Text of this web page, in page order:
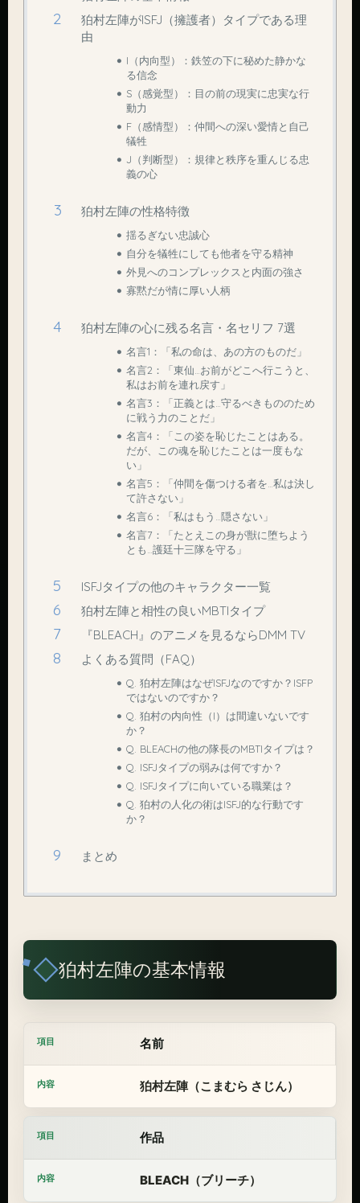
狛村左陣がISFJ（擁護者）タイプである理
由
I（内向型）：鉄笠の下に秘めた静かな
る信念
S（感覚型）：目の前の現実に忠実な行
動力
F（感情型）：仲間への深い愛情と自己
犠牲
J（判断型）：規律と秩序を重んじる忠
義の心
狛村左陣の性格特徴
揺るぎない忠誠心
自分を犠牲にしても他者を守る精神
外見へのコンプレックスと内面の強さ
寡黙だが情に厚い人柄
狛村左陣の心に残る名言・名セリフ 7選
名言1：「私の命は、あの方のものだ」
名言2：「東仙…お前がどこへ行こうと、
私はお前を連れ戻す」
名言3：「正義とは…守るべきもののため
に戦う力のことだ」
名言4：「この姿を恥じたことはある。
だが、この魂を恥じたことは一度もな
い」
名言5：「仲間を傷つける者を…私は決し
て許さない」
名言6：「私はもう…隠さない」
名言7：「たとえこの身が獣に堕ちよう
とも…護廷十三隊を守る」
ISFJタイプの他のキャラクター一覧
狛村左陣と相性の良いMBTIタイプ
『BLEACH』のアニメを見るならDMM TV
よくある質問（FAQ）
Q. 狛村左陣はなぜISFJなのですか？ISFP
ではないのですか？
Q. 狛村の内向性（I）は間違いないです
か？
Q. BLEACHの他の隊長のMBTIタイプは？
Q. ISFJタイプの弱みは何ですか？
Q. ISFJタイプに向いている職業は？
Q. 狛村の人化の術はISFJ的な行動です
か？
まとめ
狛村左陣の基本情報
名前
狛村左陣（こまむら さじん）
作品
BLEACH（ブリーチ）